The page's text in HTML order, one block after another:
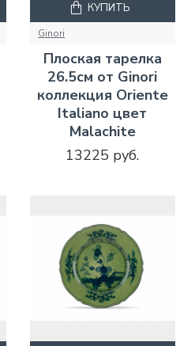
Ginori
Плоская тарелка
26.5см от Ginori
коллекция Oriente
Italiano цвет
Malachite
13225 руб.
КУПИТЬ